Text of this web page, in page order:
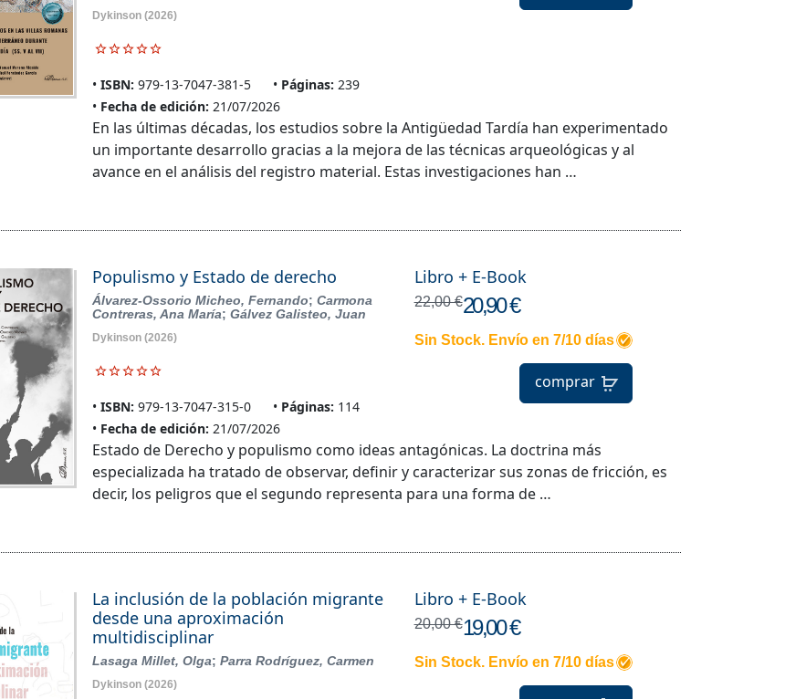
Dykinson (2026)
ISBN: 979-13-7047-381-5 Páginas: 239
Fecha de edición: 21/07/2026
En las últimas décadas, los estudios sobre la Antigüedad Tardía han experimentado
un importante desarrollo gracias a la mejora de las técnicas arqueológicas y al
avance en el análisis del registro material. Estas investigaciones han …
Populismo y Estado de derecho
Álvarez-Ossorio Micheo, Fernando;Carmona
Contreras, Ana María;Gálvez Galisteo, Juan
Dykinson (2026)
ISBN: 979-13-7047-315-0 Páginas: 114
Fecha de edición: 21/07/2026
Libro + E-Book
22,00 €20,90 €
Sin Stock. Envío en 7/10 días
comprar
Estado de Derecho y populismo como ideas antagónicas. La doctrina más
especializada ha tratado de observar, definir y caracterizar sus zonas de fricción, es
decir, los peligros que el segundo representa para una forma de …
La inclusión de la población migrante
desde una aproximación
multidisciplinar
Lasaga Millet, Olga;Parra Rodríguez, Carmen
Dykinson (2026)
Libro + E-Book
20,00 €19,00 €
Sin Stock. Envío en 7/10 días